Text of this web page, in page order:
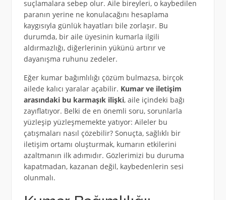
suçlamalara sebep olur. Aile bireyleri, o kaybedilen
paranın yerine ne konulacağını hesaplama
kaygısıyla günlük hayatları bile zorlaşır. Bu
durumda, bir aile üyesinin kumarla ilgili
aldırmazlığı, diğerlerinin yükünü artırır ve
dayanışma ruhunu zedeler.
Eğer kumar bağımlılığı çözüm bulmazsa, birçok
ailede kalıcı yaralar açabilir. Kumar ve iletişim
arasındaki bu karmaşık ilişki, aile içindeki bağı
zayıflatıyor. Belki de en önemli soru, sorunlarla
yüzleşip yüzleşmemekte yatıyor: Aileler bu
çatışmaları nasıl çözebilir? Sonuçta, sağlıklı bir
iletişim ortamı oluşturmak, kumarın etkilerini
azaltmanın ilk adımıdır. Gözlerimizi bu duruma
kapatmadan, kazanan değil, kaybedenlerin sesi
olunmalı.